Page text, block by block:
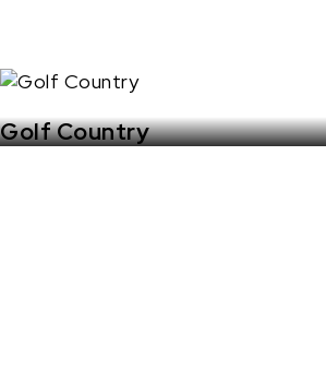
Golf Country